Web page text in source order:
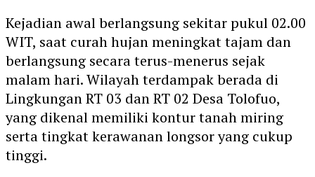
Kejadian awal berlangsung sekitar pukul 02.00
WIT, saat curah hujan meningkat tajam dan
berlangsung secara terus-menerus sejak
malam hari. Wilayah terdampak berada di
Lingkungan RT 03 dan RT 02 Desa Tolofuo,
yang dikenal memiliki kontur tanah miring
serta tingkat kerawanan longsor yang cukup
tinggi.